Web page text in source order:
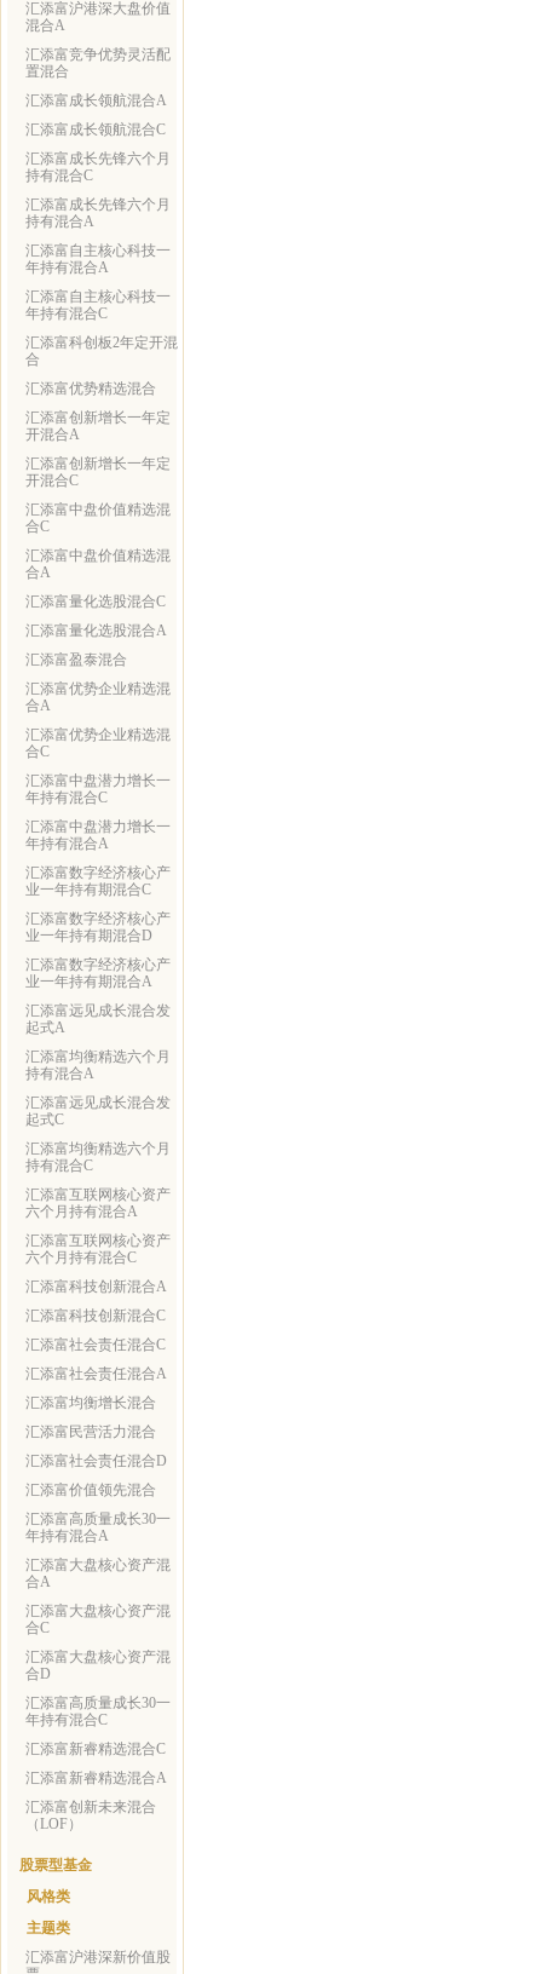
汇添富沪港深大盘价值
混合A
汇添富竞争优势灵活配
置混合
汇添富成长领航混合A
汇添富成长领航混合C
汇添富成长先锋六个月
持有混合C
汇添富成长先锋六个月
持有混合A
汇添富自主核心科技一
年持有混合A
汇添富自主核心科技一
年持有混合C
汇添富科创板2年定开混
合
汇添富优势精选混合
汇添富创新增长一年定
开混合A
汇添富创新增长一年定
开混合C
汇添富中盘价值精选混
合C
汇添富中盘价值精选混
合A
汇添富量化选股混合C
汇添富量化选股混合A
汇添富盈泰混合
汇添富优势企业精选混
合A
汇添富优势企业精选混
合C
汇添富中盘潜力增长一
年持有混合C
汇添富中盘潜力增长一
年持有混合A
汇添富数字经济核心产
业一年持有期混合C
汇添富数字经济核心产
业一年持有期混合D
汇添富数字经济核心产
业一年持有期混合A
汇添富远见成长混合发
起式A
汇添富均衡精选六个月
持有混合A
汇添富远见成长混合发
起式C
汇添富均衡精选六个月
持有混合C
汇添富互联网核心资产
六个月持有混合A
汇添富互联网核心资产
六个月持有混合C
汇添富科技创新混合A
汇添富科技创新混合C
汇添富社会责任混合C
汇添富社会责任混合A
汇添富均衡增长混合
汇添富民营活力混合
汇添富社会责任混合D
汇添富价值领先混合
汇添富高质量成长30一
年持有混合A
汇添富大盘核心资产混
合A
汇添富大盘核心资产混
合C
汇添富大盘核心资产混
合D
汇添富高质量成长30一
年持有混合C
汇添富新睿精选混合C
汇添富新睿精选混合A
汇添富创新未来混合
（LOF）
股票型基金
风格类
主题类
汇添富沪港深新价值股